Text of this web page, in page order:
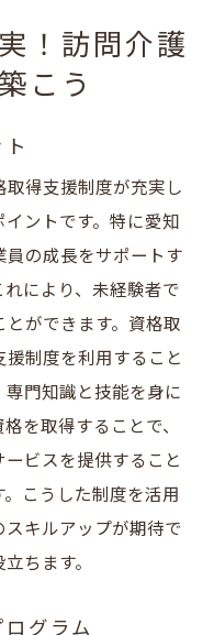
！訪問介護
こう
得支援制度が充実し
ントです。特に愛知
員の成長をサポートす
により、未経験者で
ができます。資格取
制度を利用すること
門知識と技能を身に
を取得することで、
ビスを提供すること
こうした制度を活用
スキルアップが期待で
ちます。
グラム